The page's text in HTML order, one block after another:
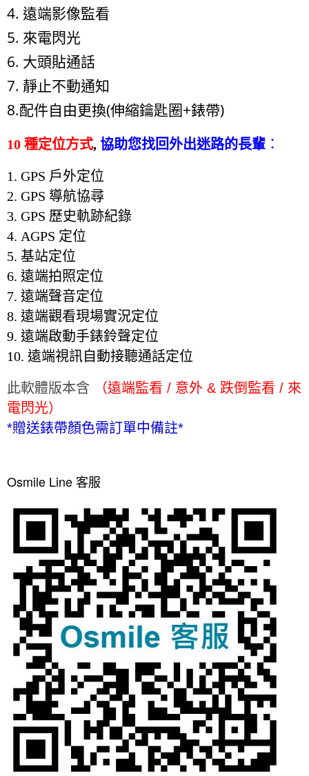
4. 遠端影像監看
5. 來電閃光
6. 大頭貼通話
7. 靜止不動通知
8.配件自由更換(伸縮鑰匙圈+錶帶)
10 種定位方式, 協助您找回外出迷路的長輩 ：
1. GPS 戶外定位
2. GPS 導航協尋
3. GPS 歷史軌跡紀錄
4. AGPS 定位
5. 基站定位
6. 遠端拍照定位
7. 遠端聲音定位
8. 遠端觀看現場實況定位
9. 遠端啟動手錶鈴聲定位
10. 遠端視訊自動接聽通話定位
此軟體版本含 （遠端監看 / 意外 & 跌倒監看 / 來
電閃光）
*贈送錶帶顏色需訂單中備註*
Osmile Line 客服